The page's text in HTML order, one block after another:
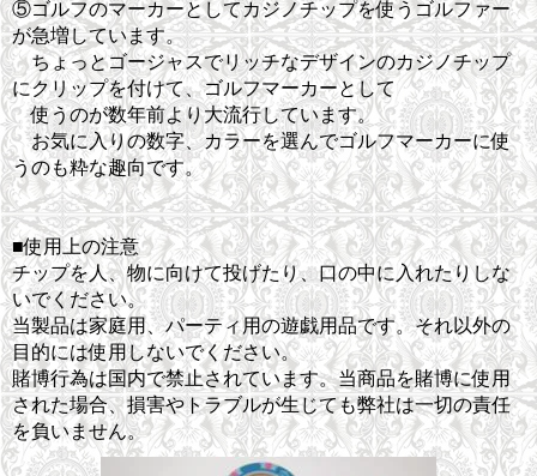
⑤ゴルフのマーカーとしてカジノチップを使うゴルファー
が急増しています。
ちょっとゴージャスでリッチなデザインのカジノチップ
にクリップを付けて、ゴルフマーカーとして
使うのが数年前より大流行しています。
お気に入りの数字、カラーを選んでゴルフマーカーに使
うのも粋な趣向です。
■使用上の注意
チップを人、物に向けて投げたり、口の中に入れたりしな
いでください。
当製品は家庭用、パーティ用の遊戯用品です。それ以外の
目的には使用しないでください。
賭博行為は国内で禁止されています。当商品を賭博に使用
された場合、損害やトラブルが生じても弊社は一切の責任
を負いません。